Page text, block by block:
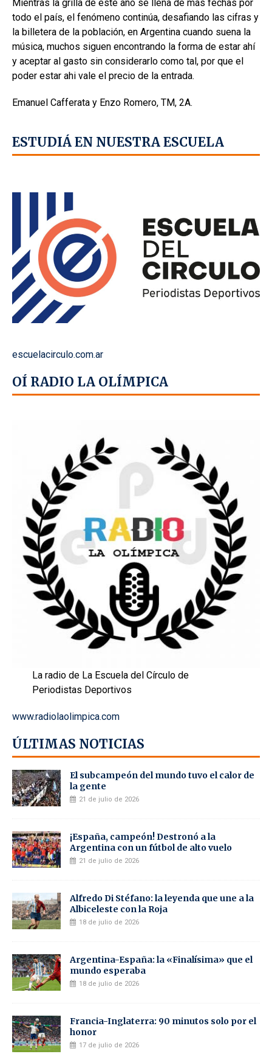
Mientras la grilla de este año se llena de más fechas por
todo el país, el fenómeno continúa, desafiando las cifras y
la billetera de la población, en Argentina cuando suena la
música, muchos siguen encontrando la forma de estar ahí
y aceptar al gasto sin considerarlo como tal, por que el
poder estar ahi vale el precio de la entrada.
Emanuel Cafferata y Enzo Romero, TM, 2A.
ESTUDIÁ EN NUESTRA ESCUELA
escuelacirculo.com.ar
OÍ RADIO LA OLÍMPICA
La radio de La Escuela del Círculo de
Periodistas Deportivos
www.radiolaolimpica.com
ÚLTIMAS NOTICIAS
El subcampeón del mundo tuvo el calor de
la gente
21 de julio de 2026
¡España, campeón! Destronó a la
Argentina con un fútbol de alto vuelo
21 de julio de 2026
Alfredo Di Stéfano: la leyenda que une a la
Albiceleste con la Roja
18 de julio de 2026
Argentina-España: la «Finalísima» que el
mundo esperaba
18 de julio de 2026
Francia-Inglaterra: 90 minutos solo por el
honor
17 de julio de 2026